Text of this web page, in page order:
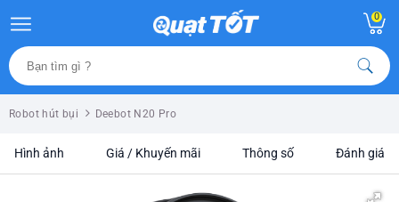
0
Robot hút bụi Deebot N20 Pro
Hình ảnh Giá / Khuyến mãi Thông số Đánh giá